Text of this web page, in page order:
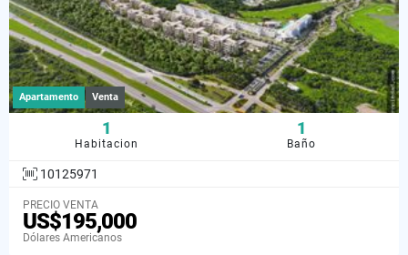
Apartamento Venta
1
Habitacion
1
Baño
10125971
PRECIO VENTA
US$195,000
Dólares Americanos